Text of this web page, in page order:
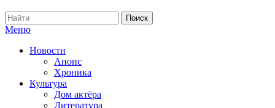
Меню
Новости
Анонс
Хроника
Культура
Дом актёра
Литература